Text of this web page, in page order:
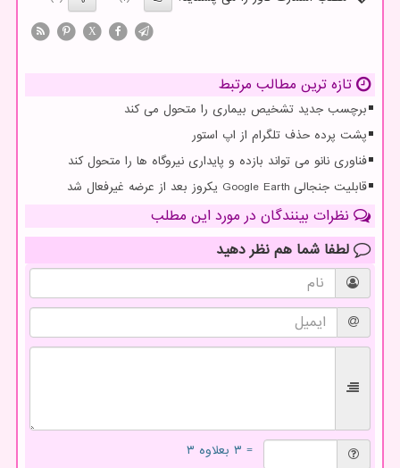
X
تازه ترین مطالب مرتبط
برچسب جدید تشخیص بیماری را متحول می کند
پشت پرده حذف تلگرام از اپ استور
فناوری نانو می تواند بازده و پایداری نیروگاه ها را متحول کند
قابلیت جنجالی Google Earth یکروز بعد از عرضه غیرفعال شد
نظرات بینندگان در مورد این مطلب
لطفا شما هم نظر دهید
= ۳ بعلاوه ۳